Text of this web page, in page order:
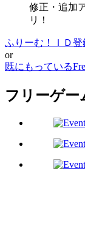
修正・追加
リ！
ふりーむ！ＩＤ登
or
既にもっている
フリーゲー